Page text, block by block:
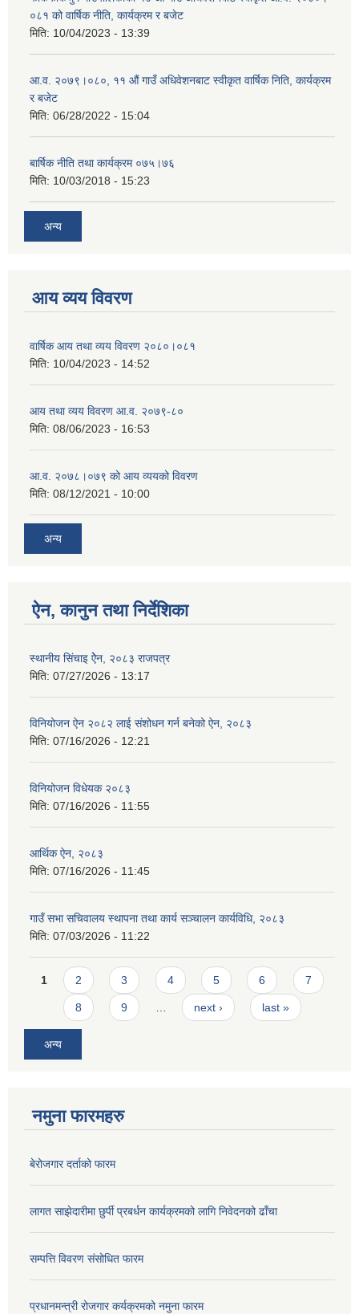
०८१ को वार्षिक नीति, कार्यक्रम र बजेट
मिति: 10/04/2023 - 13:39
आ.व. २०७९।०८०, ११ औं गाउँ अधिवेशनबाट स्वीकृत वार्षिक निति, कार्यक्रम
र बजेट
मिति: 06/28/2022 - 15:04
बार्षिक नीति तथा कार्यक्रम ०७५।७६
मिति: 10/03/2018 - 15:23
अन्य
आय व्यय विवरण
वार्षिक आय तथा व्यय विवरण २०८०।०८१
मिति: 10/04/2023 - 14:52
आय तथा व्यय विवरण आ.व. २०७९-८०
मिति: 08/06/2023 - 16:53
आ.व. २०७८।०७९ को आय व्ययको विवरण
मिति: 08/12/2021 - 10:00
अन्य
ऐन, कानुन तथा निर्देशिका
स्थानीय सिंचाइ ऐेन, २०८३ राजपत्र
मिति: 07/27/2026 - 13:17
विनियोजन ऐन २०८२ लाई संशोधन गर्न बनेको ऐन, २०८३
मिति: 07/16/2026 - 12:21
विनियोजन विधेयक २०८३
मिति: 07/16/2026 - 11:55
आर्थिक ऐन, २०८३
मिति: 07/16/2026 - 11:45
गाउँ सभा सचिवालय स्थापना तथा कार्य सञ्चालन कार्यविधि, २०८३
मिति: 07/03/2026 - 11:22
Pages
1 2 3 4 5 6 7
8 9 next › last »
अन्य
नमुना फारमहरु
बेरोजगार दर्ताको फारम
लागत साझेदारीमा छुर्पी प्रबर्धन कार्यक्रमको लागि निवेदनको ढाँचा
सम्पत्ति विवरण संसोधित फारम
प्रधानमन्त्री रोजगार कर्यक्रमको नमुना फारम